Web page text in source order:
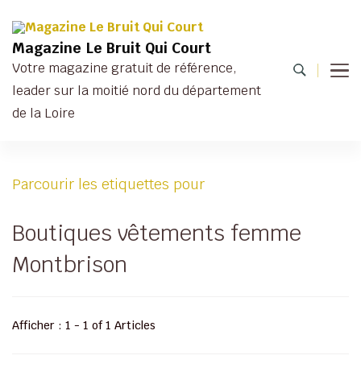
Magazine Le Bruit Qui Court
Votre magazine gratuit de référence,
leader sur la moitié nord du département
de la Loire
Parcourir les etiquettes pour
Boutiques vêtements femme
Montbrison
Afficher : 1 - 1 of 1 Articles